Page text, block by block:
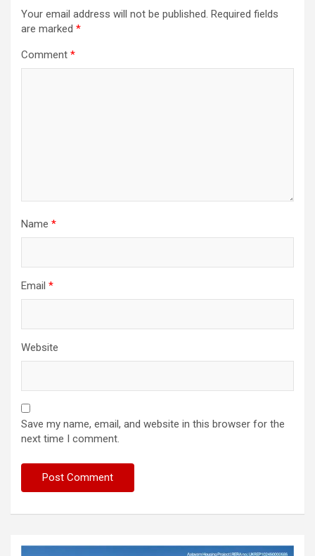
Your email address will not be published. Required fields
are marked *
Comment *
Name *
Email *
Website
Save my name, email, and website in this browser for the
next time I comment.